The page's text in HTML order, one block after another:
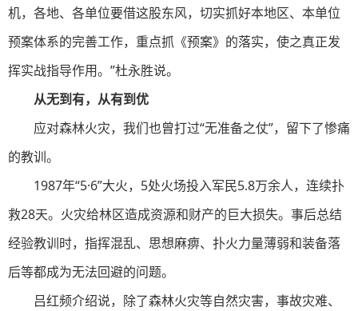
机，各地、各单位要借这股东风，切实抓好本地区、本单位
预案体系的完善工作，重点抓《预案》的落实，使之真正发
挥实战指导作用。”杜永胜说。
从无到有，从有到优
应对森林火灾，我们也曾打过“无准备之仗”，留下了惨痛
的教训。
1987年“5·6”大火，5处火场投入军民5.8万余人，连续扑
救28天。火灾给林区造成资源和财产的巨大损失。事后总结
经验教训时，指挥混乱、思想麻痹、扑火力量薄弱和装备落
后等都成为无法回避的问题。
吕红频介绍说，除了森林火灾等自然灾害，事故灾难、